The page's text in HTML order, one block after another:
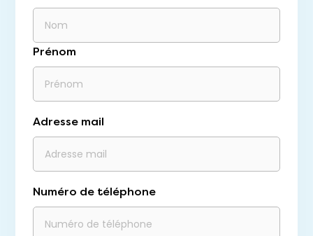
Prénom
Adresse mail
Numéro de téléphone